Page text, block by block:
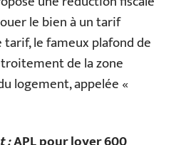
le bien à un tarif
le fameux plafond de
de la zone
logement, appelée «